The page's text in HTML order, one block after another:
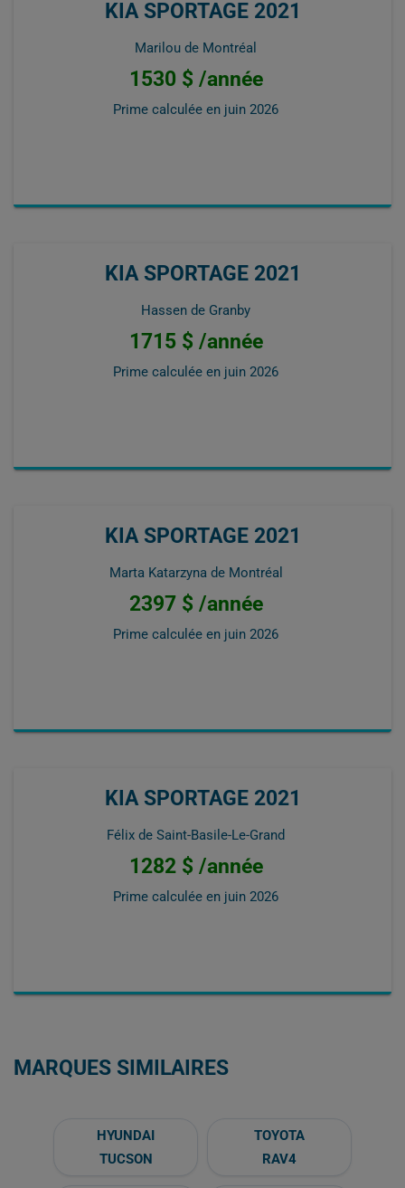
KIA SPORTAGE 2021
Marilou de Montréal
1530 $ /année
Prime calculée en juin 2026
KIA SPORTAGE 2021
Hassen de Granby
1715 $ /année
Prime calculée en juin 2026
KIA SPORTAGE 2021
Marta Katarzyna de Montréal
2397 $ /année
Prime calculée en juin 2026
KIA SPORTAGE 2021
Félix de Saint-Basile-Le-Grand
1282 $ /année
Prime calculée en juin 2026
MARQUES SIMILAIRES
HYUNDAI
TUCSON
TOYOTA
RAV4